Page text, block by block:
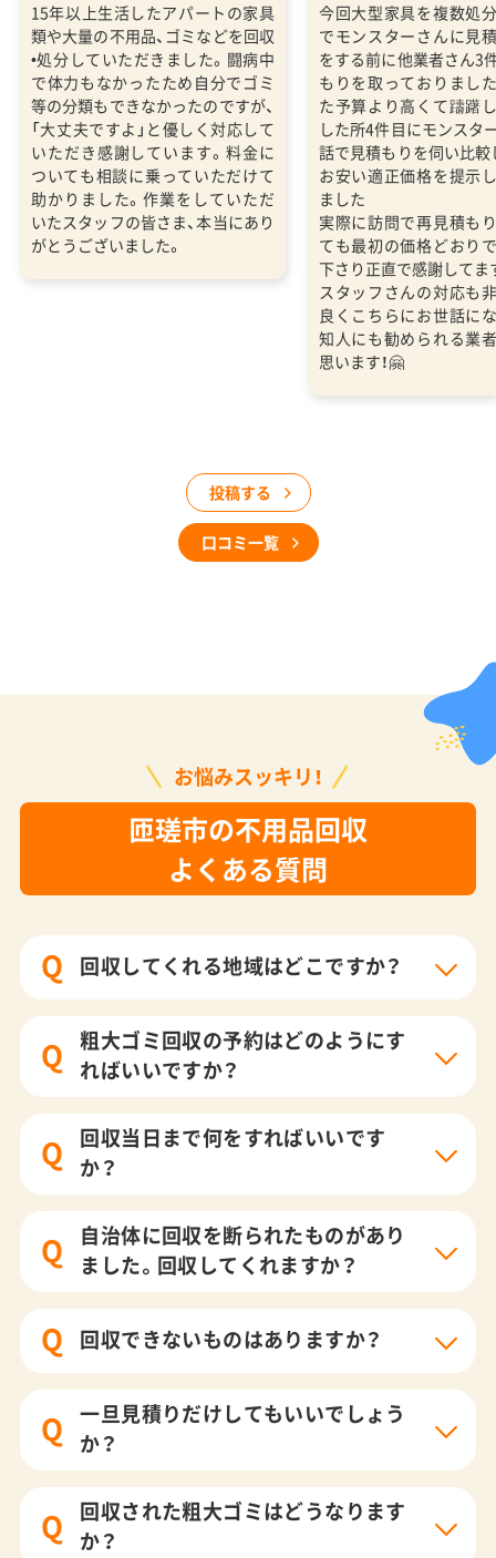
15年以上生活したアパートの家具
類や大量の不用品、ゴミなどを回収
•処分していただきました。闘病中
で体力もなかったため自分でゴミ
等の分類もできなかったのですが、
「大丈夫ですよ」と優しく対応して
いただき感謝しています。料金に
ついても相談に乗っていただけて
助かりました。作業をしていただ
いたスタッフの皆さま、本当にあり
がとうございました。
今回大型家具を複数処
でモンスターさんに見
をする前に他業者さん3
もりを取っておりまし
た予算より高くて躊躇
した所4件目にモンスタ
話で見積もりを伺い比
お安い適正価格を提示
ました
実際に訪問で再見積も
ても最初の価格どおり
下さり正直で感謝してま
スタッフさんの対応も
良くこちらにお世話に
知人にも勧められる業
思います！🤗
投稿する
口コミ一覧
お悩みスッキリ！
匝瑳市の不用品回収
よくある質問
Q 回収してくれる地域はどこですか？
Q
粗大ゴミ回収の予約はどのようにす
ればいいですか？
Q
回収当日まで何をすればいいです
か？
Q
自治体に回収を断られたものがあり
ました。回収してくれますか？
Q 回収できないものはありますか？
Q
一旦見積りだけしてもいいでしょう
か？
Q
回収された粗大ゴミはどうなります
か？